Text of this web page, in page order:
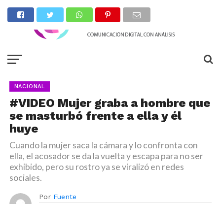
NACIONAL
#VIDEO Mujer graba a hombre que
se masturbó frente a ella y él
huye
Cuando la mujer saca la cámara y lo confronta con
ella, el acosador se da la vuelta y escapa para no ser
exhibido, pero su rostro ya se viralizó en redes
sociales.
Por Fuente